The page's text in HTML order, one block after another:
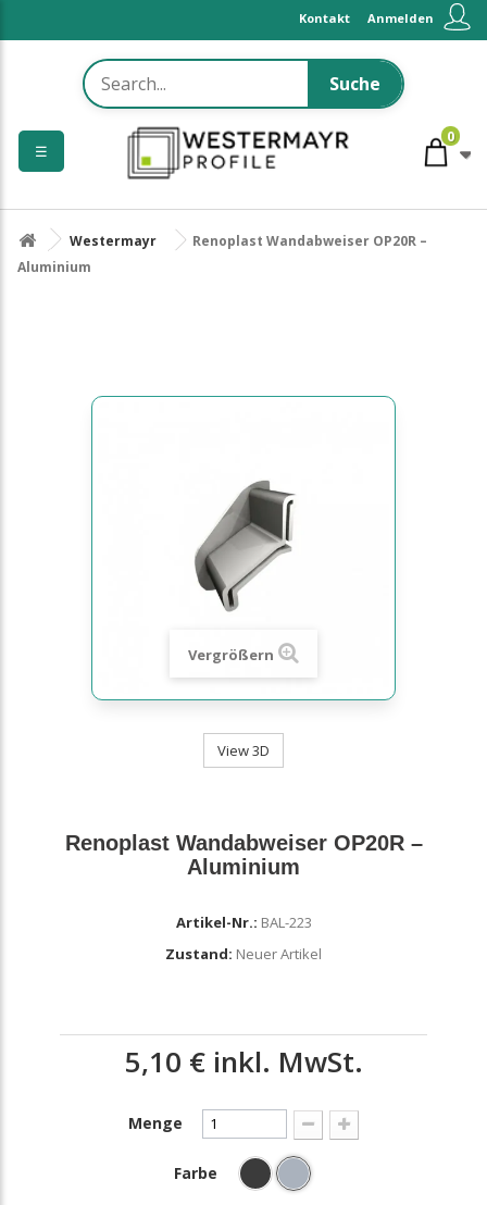
Anmelden
Kontakt
Suche
0
Westermayr
Renoplast Wandabweiser OP20R –
Aluminium
Vergrößern
View 3D
Renoplast Wandabweiser OP20R –
Aluminium
Artikel-Nr.: BAL-223
Zustand: Neuer Artikel
5,10 €inkl. MwSt.
Menge
Farbe
☰